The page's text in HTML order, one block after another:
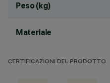
Peso (kg)
Materiale
CERTIFICAZIONI DEL PRODOTTO